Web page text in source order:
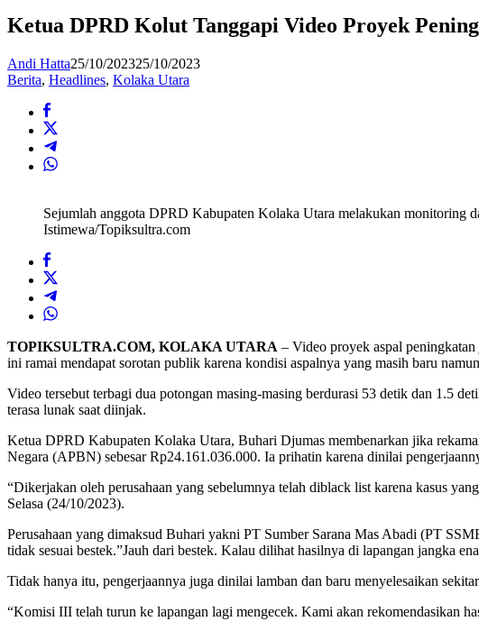
Kolut
Tanggapi
Proyek
Peningkatan
Ketua DPRD Kolut Tanggapi Video Proyek
Andi Hatta25/10/202325/10/2023
Berita, Headlines, Kolaka Utara
Sejumlah anggota DPRD Kabupaten Kolaka Utara melakukan monitoring
Istimewa/Topiksultra.com
TOPIKSULTRA.COM, KOLAKA UTARA – Video proyek aspal
ini ramai mendapat sorotan publik karena kondisi aspalnya yang masih baru
Video tersebut terbagi dua potongan masing-masing berdurasi 53 detik dan 1.5
terasa lunak saat diinjak.
Ketua DPRD Kabupaten Kolaka Utara, Buhari Djumas membenarkan jika
Negara (APBN) sebesar Rp24.161.036.000. Ia prihatin karena dinilai
“Dikerjakan oleh perusahaan yang sebelumnya telah diblack list karena kasus
Selasa (24/10/2023).
Perusahaan yang dimaksud Buhari yakni PT Sumber Sarana Mas Abadi (PT
tidak sesuai bestek.”Jauh dari bestek. Kalau dilihat hasilnya di lapangan jangka
Tidak hanya itu, pengerjaannya juga dinilai lamban dan baru menyelesaikan
“Komisi III telah turun ke lapangan lagi mengecek. Kami akan rekomendasikan